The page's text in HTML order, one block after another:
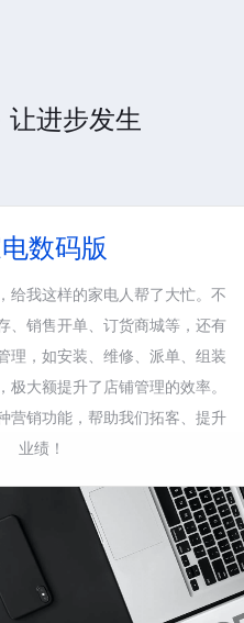
让进步发生
码版
样的家电人帮了大忙。不
开单、订货商城等，还有
安装、维修、派单、组装
提升了店铺管理的效率。
能，帮助我们拓客、提升
！